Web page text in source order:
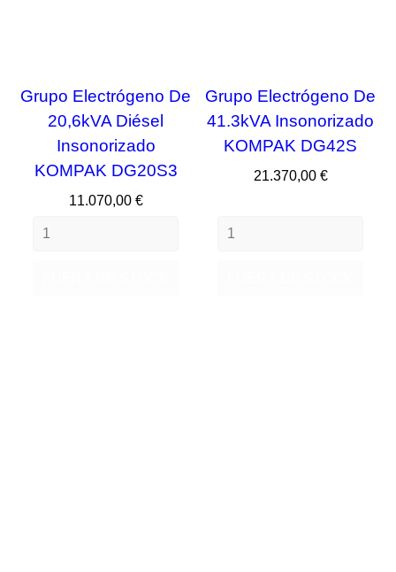
Grupo Electrógeno De
20,6kVA Diésel
Insonorizado
KOMPAK DG20S3
Precio
11.070,00 €
Grupo Electrógeno De
41.3kVA Insonorizado
KOMPAK DG42S
Precio
21.370,00 €